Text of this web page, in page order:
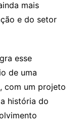
mais
e do setor
esse
de uma
com um projeto
história do